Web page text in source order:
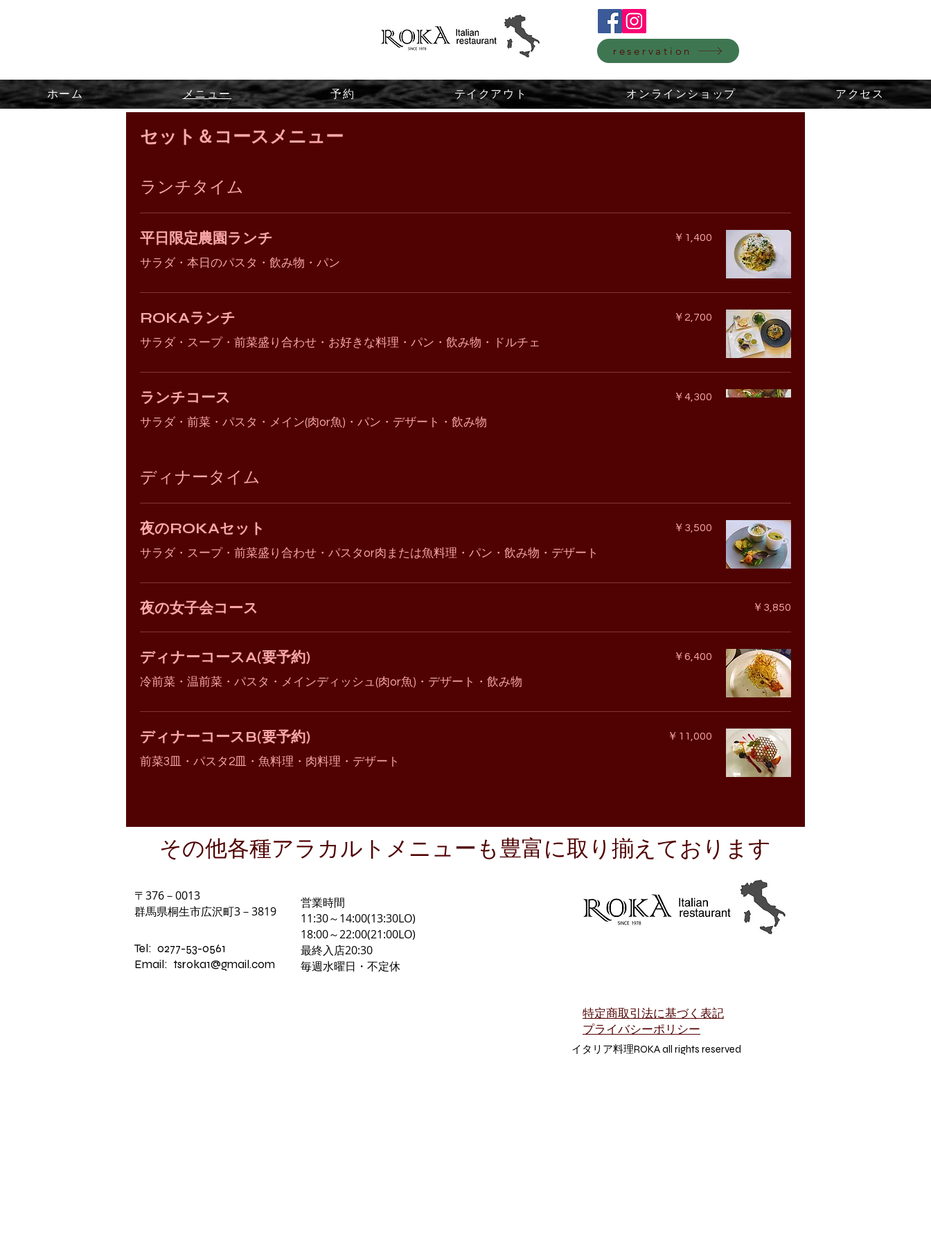
reservation
ホーム メニュー 予約 テイクアウト オンラインショップ アクセス
セット＆コースメニュー
ランチタイム
平日限定農園ランチ
サラダ・本日のパスタ・飲み物・パン
￥1,400
ROKAランチ
サラダ・スープ・前菜盛り合わせ・お好きな料理・パン・飲み物・ドルチェ
￥2,700
ランチコース
サラダ・前菜・パスタ・メイン(肉or魚)・パン・デザート・飲み物
￥4,300
ディナータイム
夜のROKAセット
サラダ・スープ・前菜盛り合わせ・パスタor肉または魚料理・パン・飲み物・デザート
￥3,500
夜の女子会コース ￥3,850
ディナーコースA(要予約)
冷前菜・温前菜・パスタ・メインディッシュ(肉or魚)・デザート・飲み物
￥6,400
ディナーコースB(要予約)
前菜3皿・パスタ2皿・魚料理・肉料理・デザート
￥11,000
​その他各種アラカルトメニューも豊富に取り揃えております
〒376－0013
​群馬県桐生市広沢町3－3819
Tel: 0277-53-0561
Email: tsroka1@gmail.com
営業時間
11:30～14:00(13:30LO)
18:00～22:00(21:00LO)
​最終入店20:30
毎週水曜日・不定休
特定商取引法に基づく表記
プライバシーポリシー
イタリア料理ROKA all rights reserved